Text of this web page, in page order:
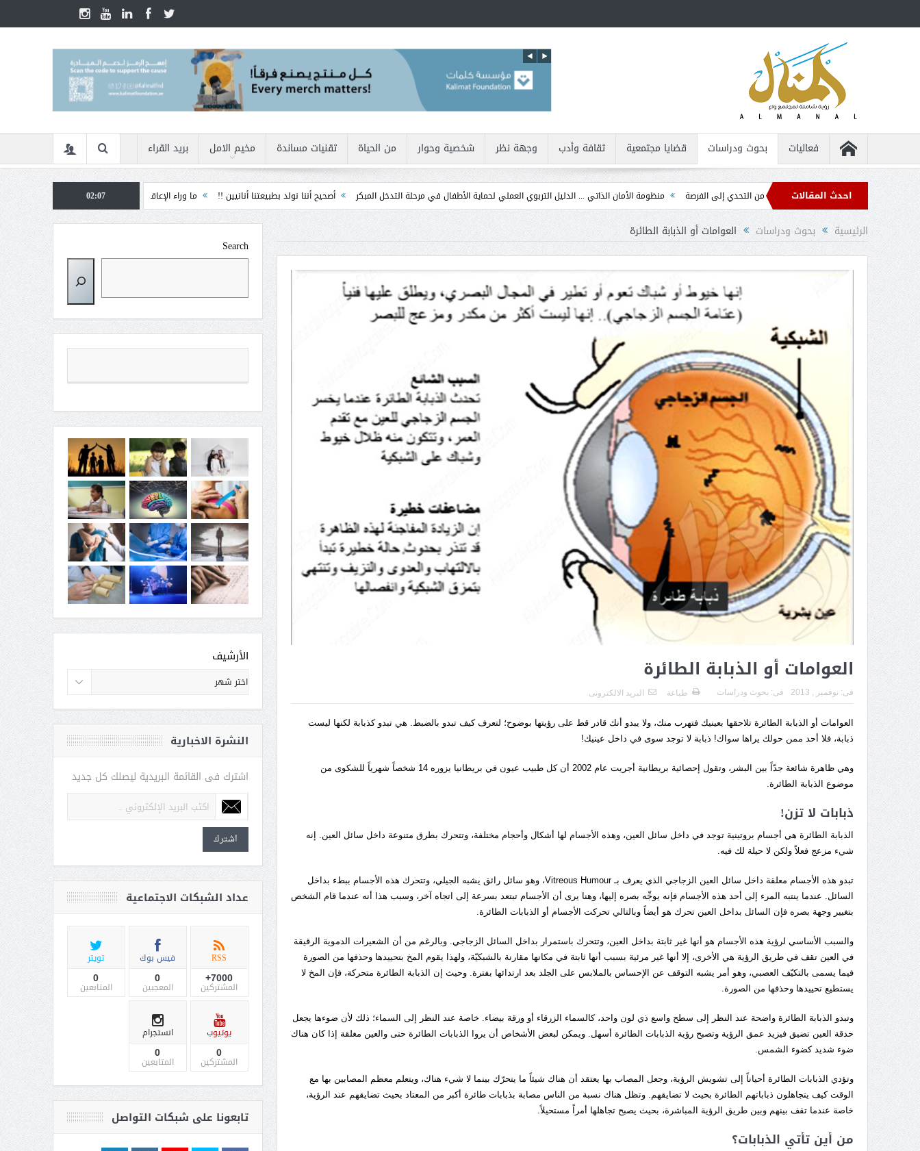
فعاليات بحوث ودراسات قضايا مجتمعية ثقافة وأدب وجهة نظر شخصية وحوار من الحياة تقنيات مساندة مخيم الامل بريد القراء
احدث المقالات
للأشخاص من ذوي الإعاقة ... من التحدي إلى الفرصة منظومة الأمان الذاتي ... الدليل التربوي العملي لحماية الأطفال في مرحلة التدخل المبكر أصحيح أننا نولد بطبيعتنا أنانيين !! ما وراء الإعاقة الأمن السيبراني في زمن الأزمات ... كيف نحمي
02:07
الرئيسية بحوث ودراسات العوامات أو الذبابة الطائرة
العوامات أو الذبابة الطائرة
فى: نوفمبر , 2013 فى: بحوث ودراسات طباعة البريد الالكترونى
العوامات أو الذبابة الطائرة تلاحقها بعينيك فتهرب منك، ولا يبدو أنك قادر قط على رؤيتها بوضوح؛ لتعرف كيف تبدو بالضبط. هي تبدو كذبابة لكنها ليست
ذبابة، فلا أحد ممن حولك يراها سواك! ذبابة لا توجد سوى في داخل عينيك!
وهي ظاهرة شائعة جدّاً بين البشر، وتقول إحصائية بريطانية أجريت عام 2002 أن كل طبيب عيون في بريطانيا يزوره 14 شخصاً شهرياً للشكوى من
موضوع الذبابة الطائرة.
ذبابات لا تزن!
الذبابة الطائرة هي أجسام بروتينية توجد في داخل سائل العين، وهذه الأجسام لها أشكال وأحجام مختلفة، وتتحرك بطرق متنوعة داخل سائل العين. إنه
شيء مزعج فعلاً ولكن لا حيلة لك فيه.
تبدو هذه الأجسام معلقة داخل سائل العين الزجاجي الذي يعرف بـ Vitreous Humour، وهو سائل رائق يشبه الجيلي، وتتحرك هذه الأجسام ببطء بداخل
السائل. عندما ينتبه المرء إلى أحد هذه الأجسام فإنه يوجِّه بصره إليها، وهنا يرى أن الأجسام تبتعد بسرعة إلى اتجاه آخر، وسبب هذا أنه عندما قام الشخص
بتغيير وجهة بصره فإن السائل بداخل العين تحرك هو أيضاً وبالتالي تحركت الأجسام أو الذبابات الطائرة.
والسبب الأساسي لرؤية هذه الأجسام هو أنها غير ثابتة بداخل العين، وتتحرك باستمرار بداخل السائل الزجاجي. وبالرغم من أن الشعيرات الدموية الرقيقة
في العين تقف في طريق الرؤية هي الأخرى، إلا أنها غير مرئية بسبب أنها ثابتة في مكانها مقارنة بالشبكيّة، ولهذا يقوم المخ بتحييدها وحذفها من الصورة
فيما يسمى بالتكيّف العصبي، وهو أمر يشبه التوقف عن الإحساس بالملابس على الجلد بعد ارتدائها بفترة. وحيث إن الذبابة الطائرة متحركة، فإن المخ لا
يستطيع تحييدها وحذفها من الصورة.
وتبدو الذبابة الطائرة واضحة عند النظر إلى سطح واسع ذي لون واحد، كالسماء الزرقاء أو ورقة بيضاء. خاصة عند النظر إلى السماء؛ ذلك لأن ضوءها يجعل
حدقة العين تضيق فيزيد عمق الرؤية وتصبح رؤية الذبابات الطائرة أسهل. ويمكن لبعض الأشخاص أن يروا الذبابات الطائرة حتى والعين مغلقة إذا كان هناك
ضوء شديد كضوء الشمس.
وتؤدي الذبابات الطائرة أحياناً إلى تشويش الرؤية، وجعل المصاب بها يعتقد أن هناك شيئاً ما يتحرّك بينما لا شيء هناك، ويتعلم معظم المصابين بها مع
الوقت كيف يتجاهلون ذباباتهم الطائرة بحيث لا تضايقهم. وتظل هناك نسبة من الناس مصابة بذبابات طائرة أكبر من المعتاد بحيث تضايقهم عند الرؤية،
خاصة عندما تقف بينهم وبين طريق الرؤية المباشرة، بحيث يصبح تجاهلها أمراً مستحيلاً.
من أين تأتي الذبابات؟
Search
الأرشيف
النشرة الاخبارية
اشترك فى القائمة البريدية ليصلك كل جديد
اشترك
عداد الشبكات الاجتماعية
RSS
7000+
المشتركين
فيس بوك
0
المعجبين
تويتر
0
المتابعين
يوتيوب
0
المشتركين
انستجرام
0
المتابعين
تابعونا على شبكات التواصل